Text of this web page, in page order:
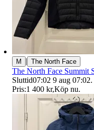
M | The North Face
The North Face Summit
Sluttid07:02 9 aug 07:02.
Pris:1 400 kr,Köp nu.